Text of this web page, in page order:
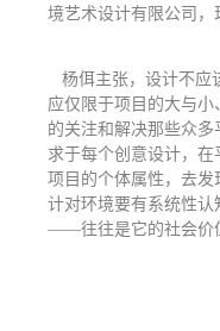
境艺术设计有限公司，
杨佴主张，设计不应
应仅限于项目的大与
的关注和解决那些众
求于每个创意设计，在
项目的个体属性，去
计对环境要有系统性
——往往是它的社会价